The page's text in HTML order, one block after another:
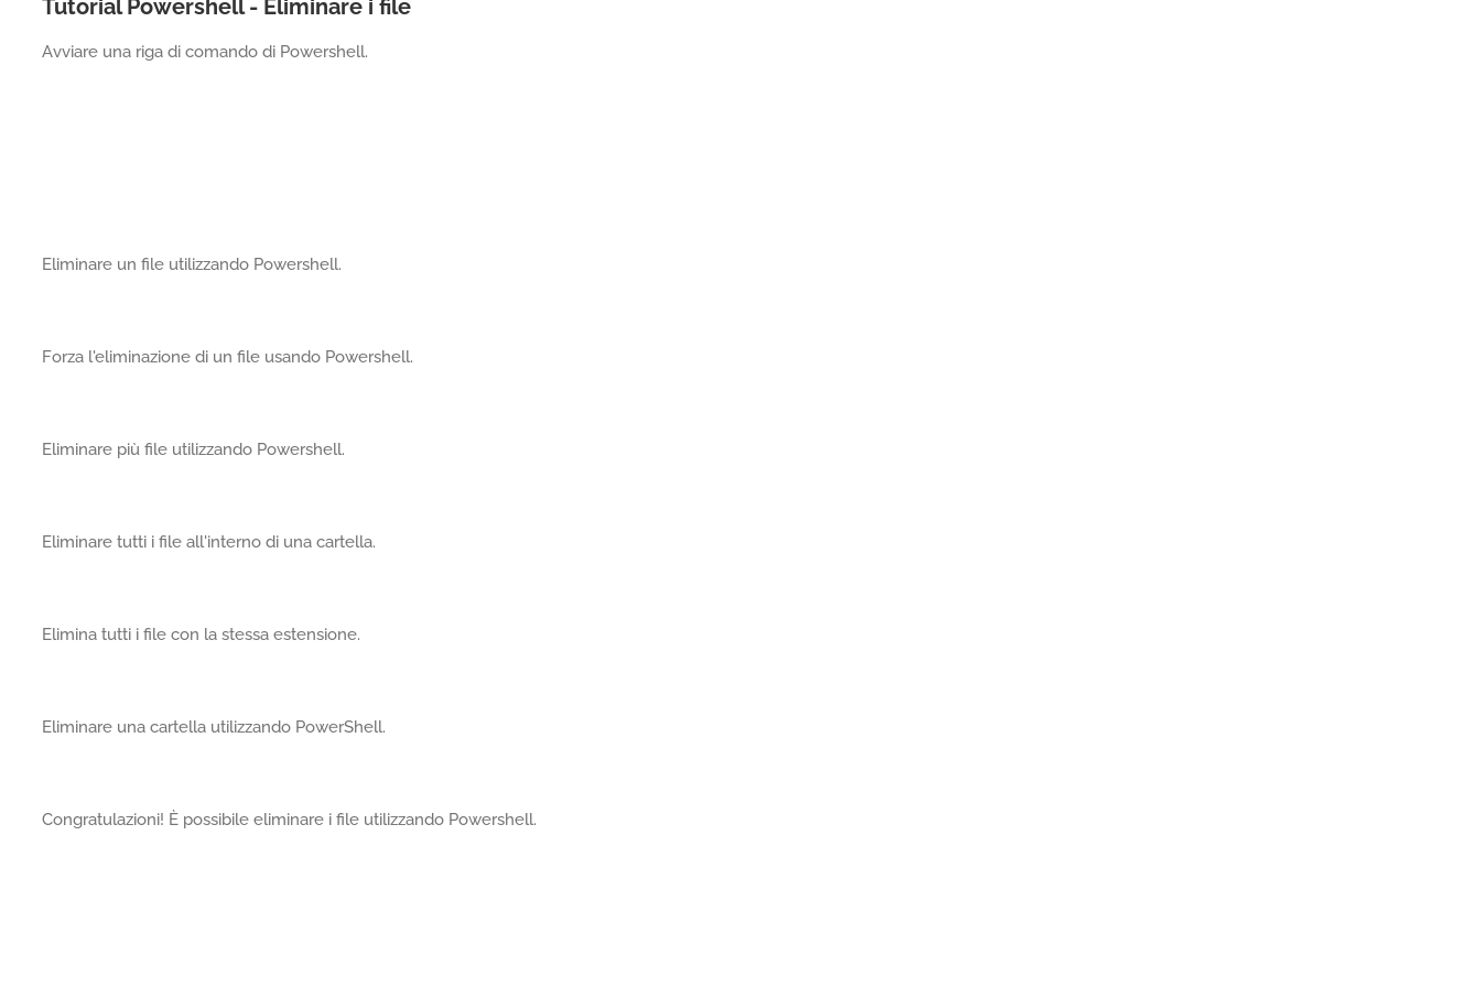
Tutorial Powershell - Eliminare i file
Avviare una riga di comando di Powershell.
Eliminare un file utilizzando Powershell.
Forza l'eliminazione di un file usando Powershell.
Eliminare più file utilizzando Powershell.
Eliminare tutti i file all'interno di una cartella.
Elimina tutti i file con la stessa estensione.
Eliminare una cartella utilizzando PowerShell.
Congratulazioni! È possibile eliminare i file utilizzando Powershell.